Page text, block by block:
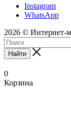
Instagram
WhatsApp
2026 © Интернет-
Найти
0
Корзина